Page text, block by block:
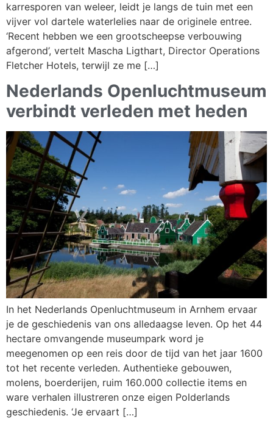
karresporen van weleer, leidt je langs de tuin met een
vijver vol dartele waterlelies naar de originele entree.
‘Recent hebben we een grootscheepse verbouwing
afgerond’, vertelt Mascha Ligthart, Director Operations
Fletcher Hotels, terwijl ze me […]
Nederlands Openluchtmuseum
verbindt verleden met heden
In het Nederlands Openluchtmuseum in Arnhem ervaar
je de geschiedenis van ons alledaagse leven. Op het 44
hectare omvangende museumpark word je
meegenomen op een reis door de tijd van het jaar 1600
tot het recente verleden. Authentieke gebouwen,
molens, boerderijen, ruim 160.000 collectie items en
ware verhalen illustreren onze eigen Polderlands
geschiedenis. ‘Je ervaart […]